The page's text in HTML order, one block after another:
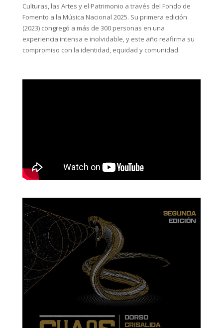
Culturas, las Artes y el Patrimonio a través del Fondo de
Fomento a la Música Nacional 2025. Su primera edición
(2023) congregó a más de 300 personas en una
experiencia intensa e inolvidable, y este año reafirma su
compromiso con la identidad, equidad y comunidad.